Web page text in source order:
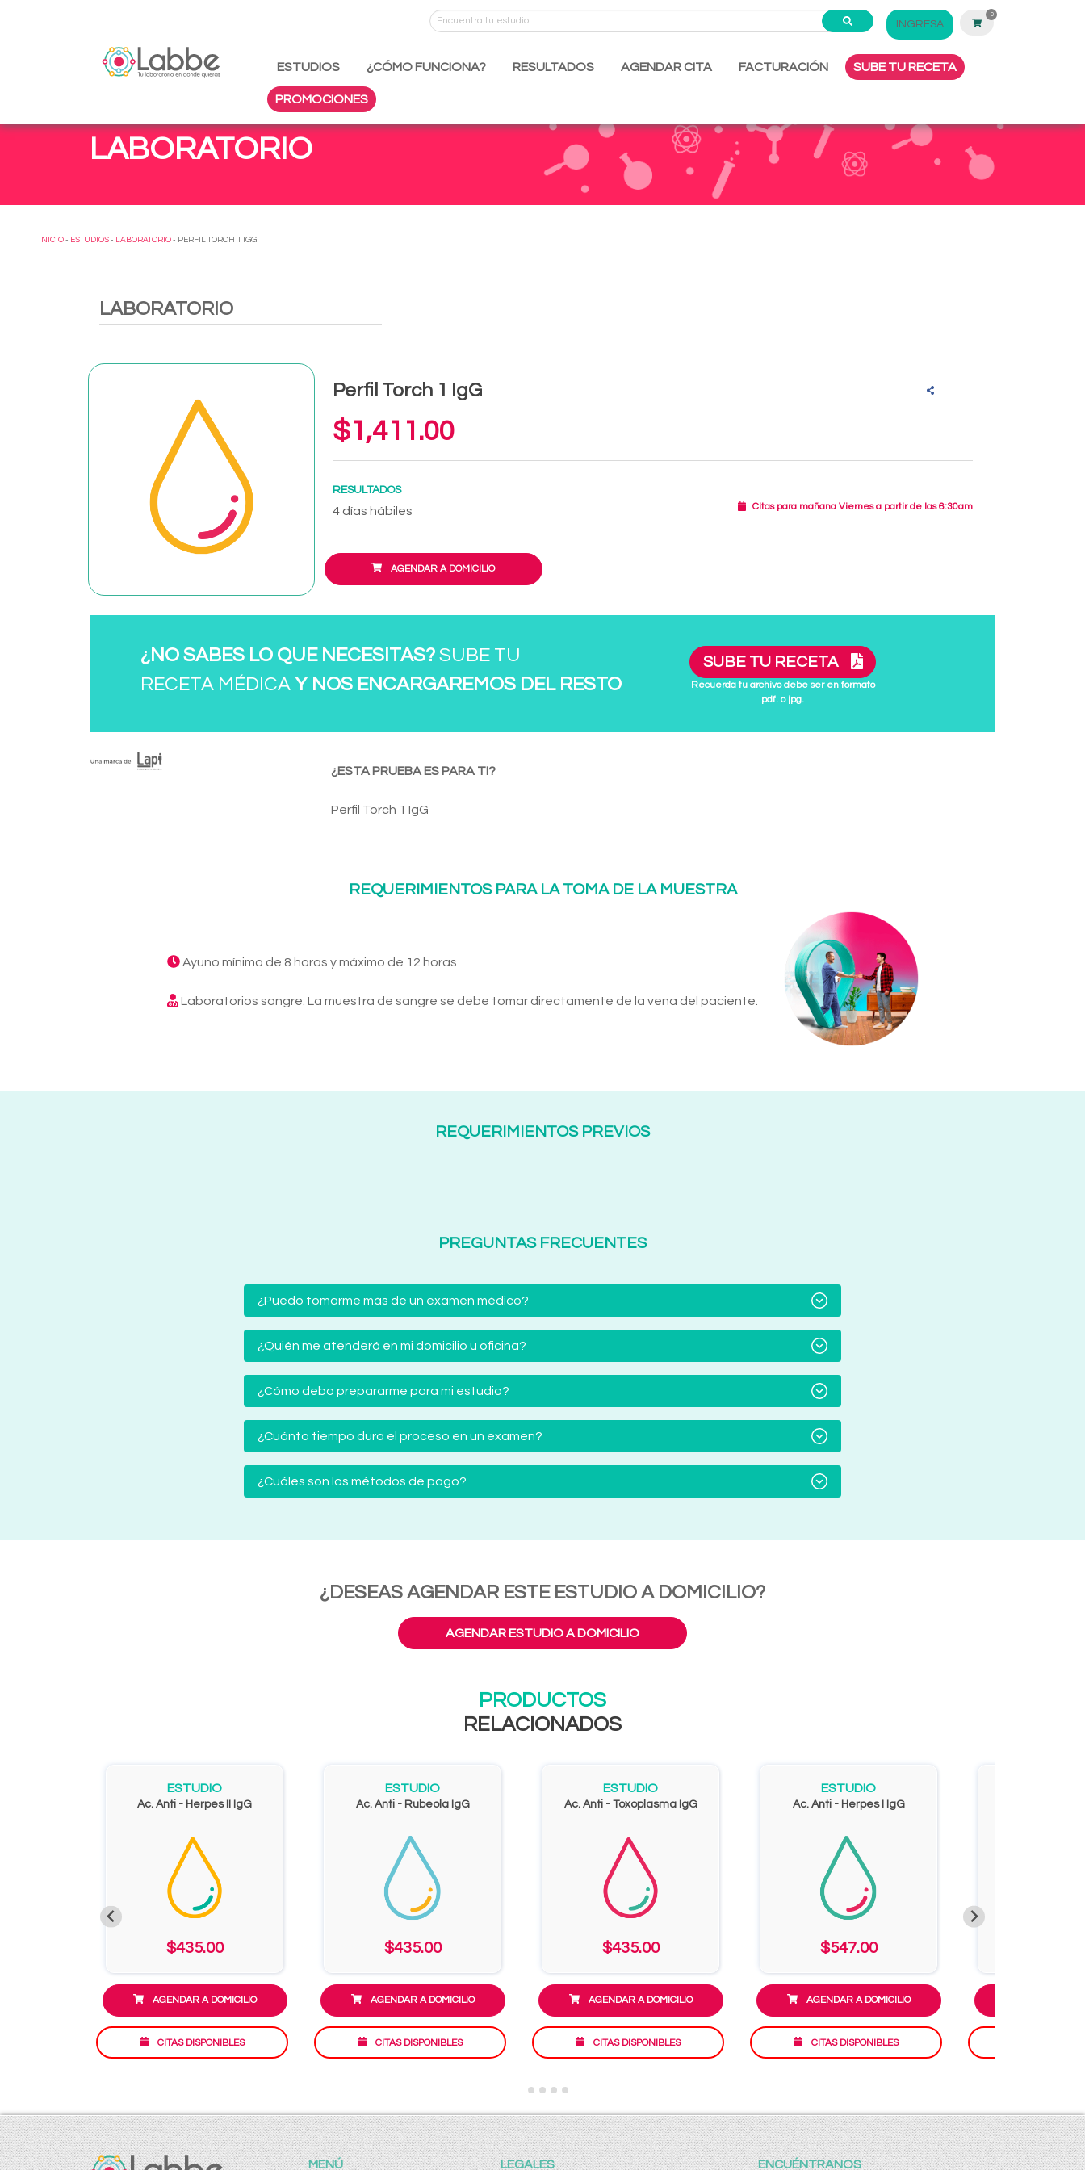
INGRESA
0
ESTUDIOS ¿CÓMO FUNCIONA? RESULTADOS AGENDAR CITA FACTURACIÓN SUBE TU RECETA
PROMOCIONES
LABORATORIO
INICIO - ESTUDIOS - LABORATORIO - PERFIL TORCH 1 IGG
LABORATORIO
Perfil Torch 1 IgG
$1,411.00
RESULTADOS
4 días hábiles Citas para mañana Viernes a partir de las 6:30am
AGENDAR A DOMICILIO
¿NO SABES LO QUE NECESITAS? SUBE TU
RECETA MÉDICA Y NOS ENCARGAREMOS DEL RESTO
SUBE TU RECETA
Recuerda tu archivo debe ser en formato
pdf. o jpg.
¿ESTA PRUEBA ES PARA TI?
Perfil Torch 1 IgG
REQUERIMIENTOS PARA LA TOMA DE LA MUESTRA
Ayuno mínimo de 8 horas y máximo de 12 horas
Laboratorios sangre: La muestra de sangre se debe tomar directamente de la vena del paciente.
REQUERIMIENTOS PREVIOS
PREGUNTAS FRECUENTES
¿Puedo tomarme más de un examen médico?
¿Quién me atenderá en mi domicilio u oficina?
¿Cómo debo prepararme para mi estudio?
¿Cuánto tiempo dura el proceso en un examen?
¿Cuáles son los métodos de pago?
¿DESEAS AGENDAR ESTE ESTUDIO A DOMICILIO?
AGENDAR ESTUDIO A DOMICILIO
PRODUCTOS
RELACIONADOS
ESTUDIO
Ac. Anti - Herpes II IgG
$435.00
AGENDAR A DOMICILIO
CITAS DISPONIBLES
ESTUDIO
Ac. Anti - Rubeola IgG
$435.00
AGENDAR A DOMICILIO
CITAS DISPONIBLES
ESTUDIO
Ac. Anti - Toxoplasma IgG
$435.00
AGENDAR A DOMICILIO
CITAS DISPONIBLES
ESTUDIO
Ac. Anti - Herpes I IgG
$547.00
AGENDAR A DOMICILIO
CITAS DISPONIBLES
MENÚ LEGALES ENCUÉNTRANOS